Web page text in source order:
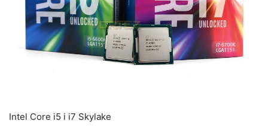
Intel Core i5 і i7 Skylake